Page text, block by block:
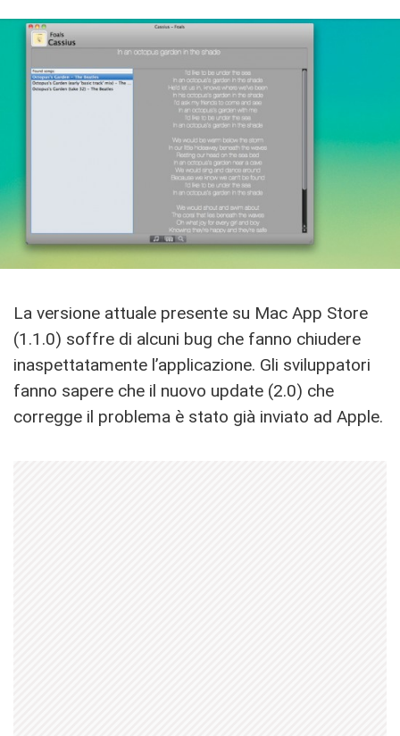
La versione attuale presente su Mac App Store
(1.1.0) soffre di alcuni bug che fanno chiudere
inaspettatamente l’applicazione. Gli sviluppatori
fanno sapere che il nuovo update (2.0) che
corregge il problema è stato già inviato ad Apple.